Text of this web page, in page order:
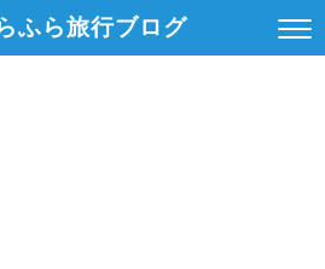
ふら旅行ブログ